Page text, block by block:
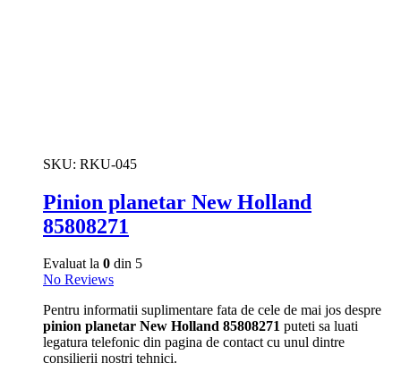
SKU: RKU-045
Pinion planetar New Holland
85808271
Evaluat la 0 din 5
No Reviews
Pentru informatii suplimentare fata de cele de mai jos despre
pinion planetar New Holland 85808271 puteti sa luati
legatura telefonic din pagina de contact cu unul dintre
consilierii nostri tehnici.